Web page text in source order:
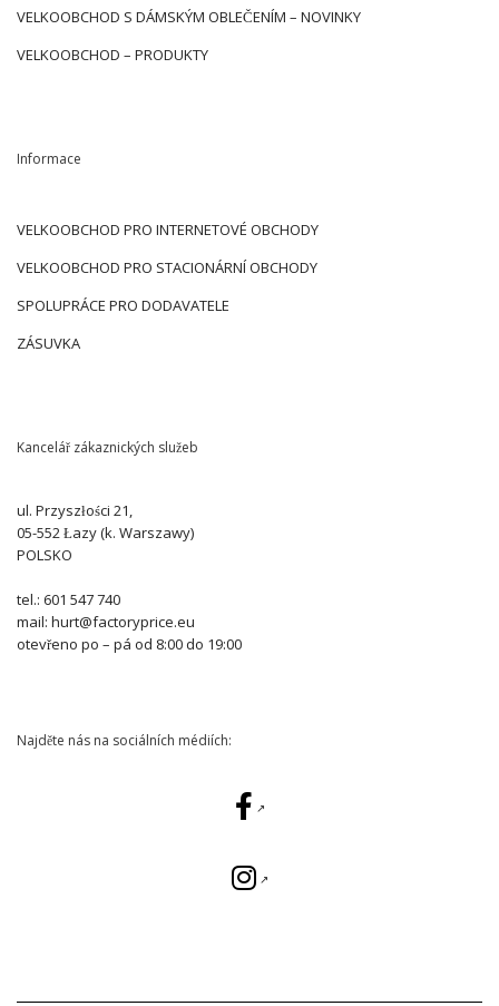
VELKOOBCHOD S DÁMSKÝM OBLEČENÍM – NOVINKY
VELKOOBCHOD – PRODUKTY
Informace
VELKOOBCHOD PRO INTERNETOVÉ OBCHODY
VELKOOBCHOD PRO STACIONÁRNÍ OBCHODY
SPOLUPRÁCE PRO DODAVATELE
ZÁSUVKA
Kancelář zákaznických služeb
ul. Przyszłości 21,
05-552 Łazy (k. Warszawy)
POLSKO
tel.: 601 547 740
mail: hurt@factoryprice.eu
otevřeno po – pá od 8:00 do 19:00
Najděte nás na sociálních médiích: